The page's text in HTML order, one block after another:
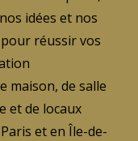
idées et nos
réussir vos
maison, de salle
et de locaux
et en Île-de-